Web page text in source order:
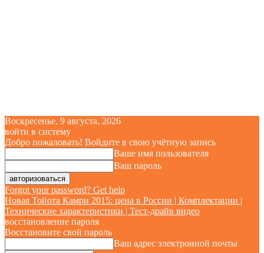
Воскресенье, 9 августа, 2026
войти в систему
Добро пожаловать! Войдите в свою учётную запись
Ваше имя пользователя
Ваш пароль
Forgot your password? Get help
Новая Тойота Камри 2015: цена в России | Комплектации |
Технические характеристики | Тест-драйв видео
восстановление пароля
Восстановите свой пароль
Ваш адрес электронной почты